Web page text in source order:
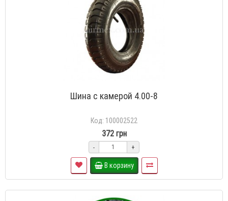
Шина с камерой 4.00-8
Код: 100002522
372 грн
- +
В корзину